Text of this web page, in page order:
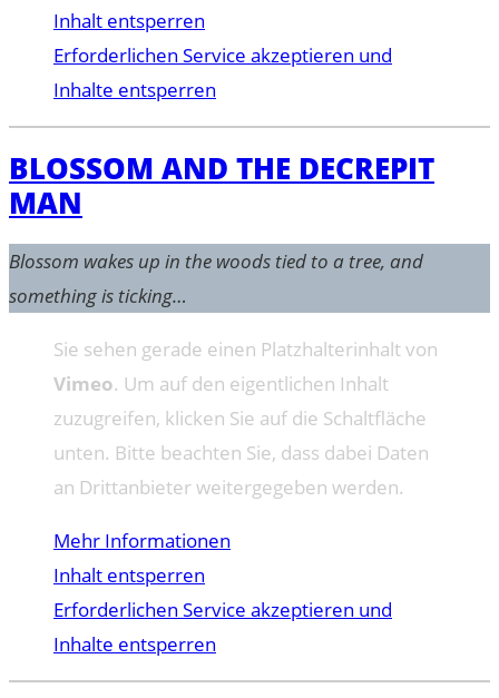
Inhalt entsperren
Erforderlichen Service akzeptieren und
Inhalte entsperren
BLOSSOM AND THE DECREPIT
MAN
Blossom wakes up in the woods tied to a tree, and
something is ticking…
Sie sehen gerade einen Platzhalterinhalt von
Vimeo. Um auf den eigentlichen Inhalt
zuzugreifen, klicken Sie auf die Schaltfläche
unten. Bitte beachten Sie, dass dabei Daten
an Drittanbieter weitergegeben werden.
Mehr Informationen
Inhalt entsperren
Erforderlichen Service akzeptieren und
Inhalte entsperren